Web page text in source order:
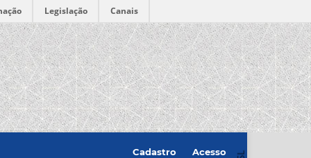
Legislação Canais
Cadastro Acesso